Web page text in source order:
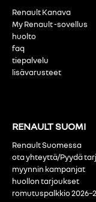
Renault Kanava
My Renault -sovellus
huolto
faq
tiepalvelu
lisävarusteet
RENAULT SUOMI
Renault Suomessa
ota yhteyttä/Pyydä
myynnin kampanjat
huollon tarjoukset
romutuspalkkio